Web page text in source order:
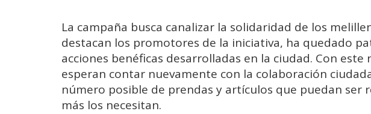
La campaña busca canalizar la solidaridad de los
destacan los promotores de la iniciativa, ha quedado
acciones benéficas desarrolladas en la ciudad. Con
esperan contar nuevamente con la colaboración
número posible de prendas y artículos que puedan ser
más los necesitan.